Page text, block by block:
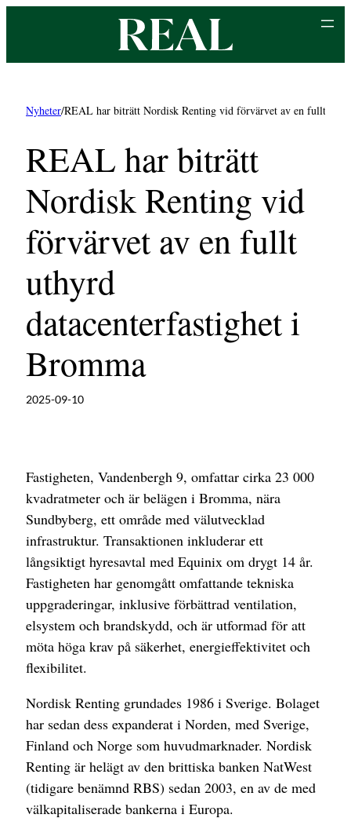
innehåll
Nyheter/REAL har biträtt Nordisk Renting vid förvärvet av en fullt
REAL har biträtt
Nordisk Renting vid
förvärvet av en fullt
uthyrd
datacenterfastighet i
Bromma
2025-09-10
Fastigheten, Vandenbergh 9, omfattar cirka 23 000
kvadratmeter och är belägen i Bromma, nära
Sundbyberg, ett område med välutvecklad
infrastruktur. Transaktionen inkluderar ett
långsiktigt hyresavtal med Equinix om drygt 14 år.
Fastigheten har genomgått omfattande tekniska
uppgraderingar, inklusive förbättrad ventilation,
elsystem och brandskydd, och är utformad för att
möta höga krav på säkerhet, energieffektivitet och
flexibilitet.
Nordisk Renting grundades 1986 i Sverige. Bolaget
har sedan dess expanderat i Norden, med Sverige,
Finland och Norge som huvudmarknader. Nordisk
Renting är helägt av den brittiska banken NatWest
(tidigare benämnd RBS) sedan 2003, en av de med
välkapitaliserade bankerna i Europa.